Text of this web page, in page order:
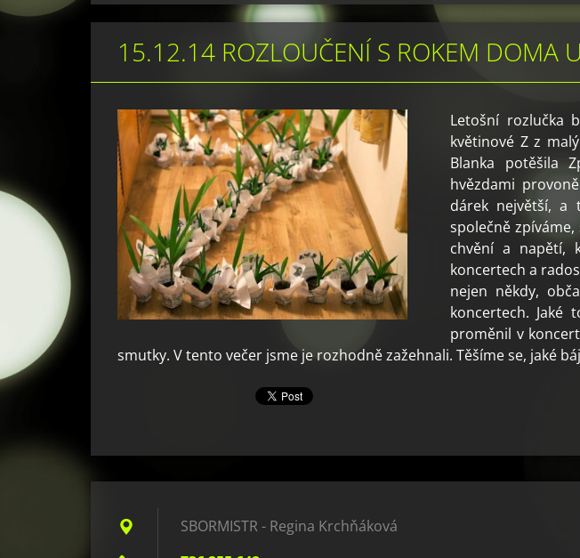
15.12.14 ROZLOUČENÍ S ROKEM DOMA
Letošní rozlučka
květinové Z z
Blanka potěšila
hvězdami
dárek největší, a
společně
chvění a napětí,
koncertech a
nejen někdy,
koncertech. Jaké
proměnil v
smutky. V tento večer jsme je rozhodně zažehnali. Těšíme se, jaké
SBORMISTR - Regina Krchňáková